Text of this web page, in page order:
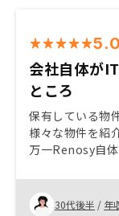
5.0
会社自体が
ところ
保有している物
様々な物件を紹
万一Renosy自
いので、簡単
さんが優秀で対
自体がIT技術に
30代後半 / 年